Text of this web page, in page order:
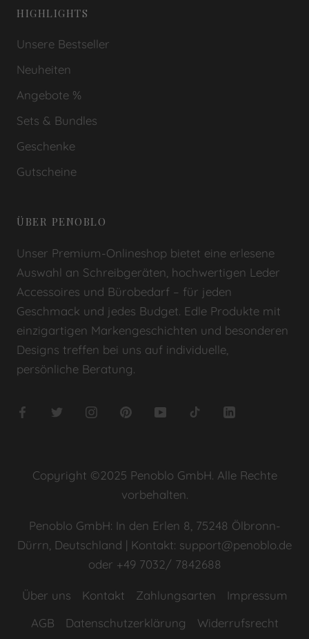
HIGHLIGHTS
Unsere Bestseller
Neuheiten
Angebote %
Sets & Bundles
Geschenke
Gutscheine
ÜBER PENOBLO
Unser Premium-Onlineshop bietet eine erlesene
Auswahl an Schreibgeräten, hochwertigen Leder
Accessoires und Bürobedarf – für jeden
Geschmack und jedes Budget. Edle Produkte mit
einzigartigen Markengeschichten und besonderen
Designs treffen bei uns auf individuelle,
persönliche Beratung.
Copyright ©2025 Penoblo GmbH. Alle Rechte
vorbehalten.
Penoblo GmbH: In den Erlen 8, 75248 Ölbronn-
Dürrn, Deutschland | Kontakt: support@penoblo.de
oder +49 7032/ 7842688
Über uns Kontakt Zahlungsarten
Impressum
AGB
Datenschutzerklärung Widerrufsrecht